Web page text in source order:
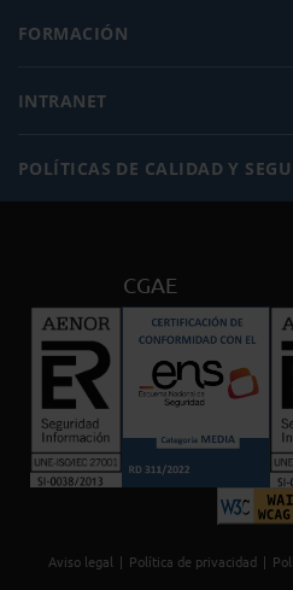
FORMACIÓN
INTRANET
POLÍTICAS DE CALIDAD Y
CGAE
Aviso legal Política de privacidad